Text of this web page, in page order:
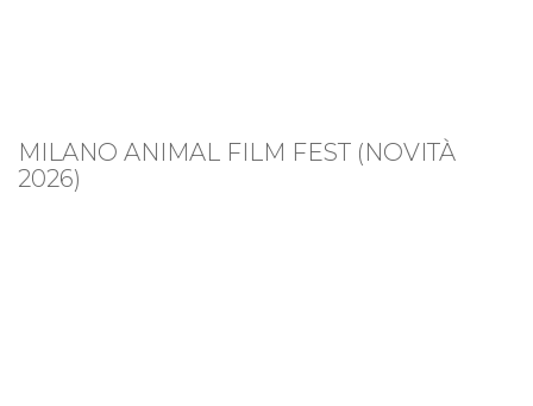
MILANO ANIMAL FILM FEST (NOVITÀ
2026)